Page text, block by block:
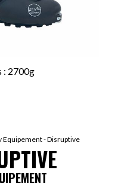
: 2700g
Equipement - Disruptive